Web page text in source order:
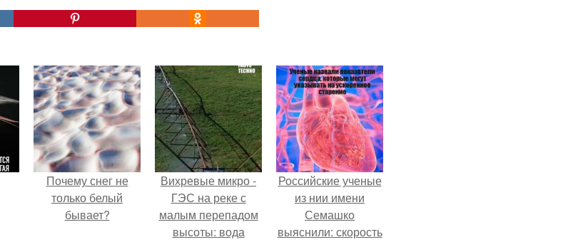
Почему снег не
только белый
бывает?
Вихревые микро -
ГЭС на реке с
малым перепадом
высоты: вода
Российские ученые
из нии имени
Семашко
выяснили: скорость